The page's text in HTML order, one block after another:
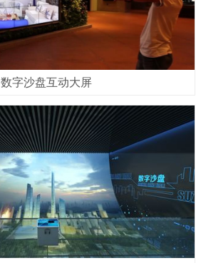
数字沙盘互动大屏